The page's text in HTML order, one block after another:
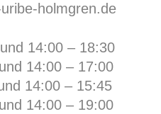
holmgren.de
14:00 – 18:30
14:00 – 17:00
14:00 – 15:45
14:00 – 19:00